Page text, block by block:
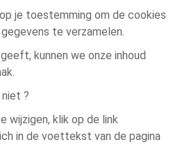
je toestemming om de cookies
te verzamelen.
kunnen we onze inhoud
?
wijzigen, klik op de link
in de voettekst van de pagina
3
bepalingen